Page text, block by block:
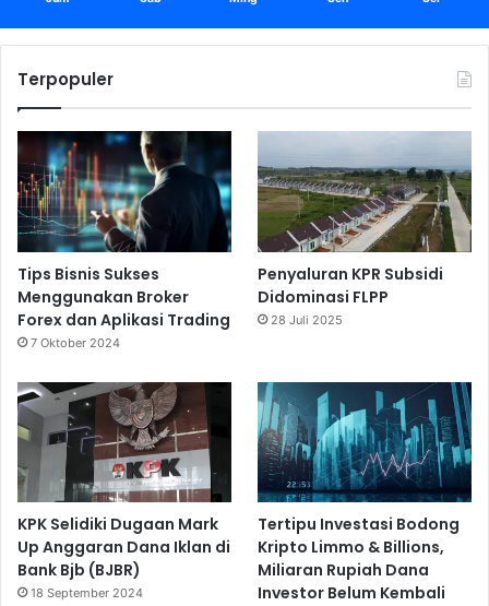
Terpopuler
Tips Bisnis Sukses
Menggunakan Broker
Forex dan Aplikasi Trading
7 Oktober 2024
Penyaluran KPR Subsidi
Didominasi FLPP
28 Juli 2025
KPK Selidiki Dugaan Mark
Up Anggaran Dana Iklan di
Bank Bjb (BJBR)
18 September 2024
Tertipu Investasi Bodong
Kripto Limmo & Billions,
Miliaran Rupiah Dana
Investor Belum Kembali